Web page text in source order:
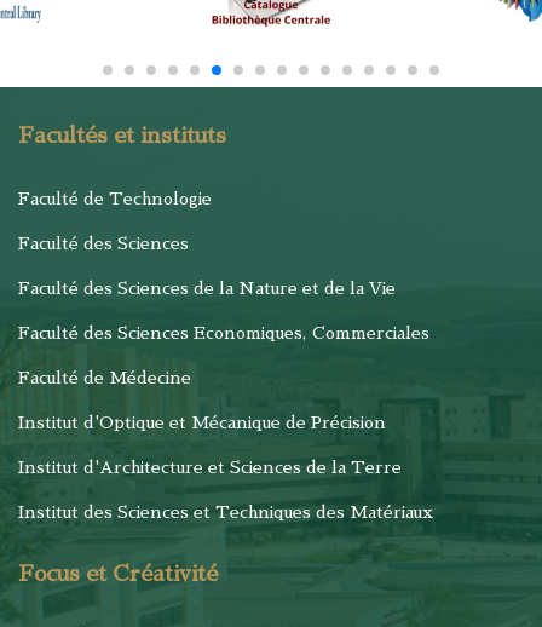
Facultés et instituts
Faculté de Technologie
Faculté des Sciences
Faculté des Sciences de la Nature et de la Vie
Faculté des Sciences Economiques, Commerciales
Faculté de Médecine
Institut d'Optique et Mécanique de Précision
Institut d'Architecture et Sciences de la Terre
Institut des Sciences et Techniques des Matériaux
Focus et Créativité